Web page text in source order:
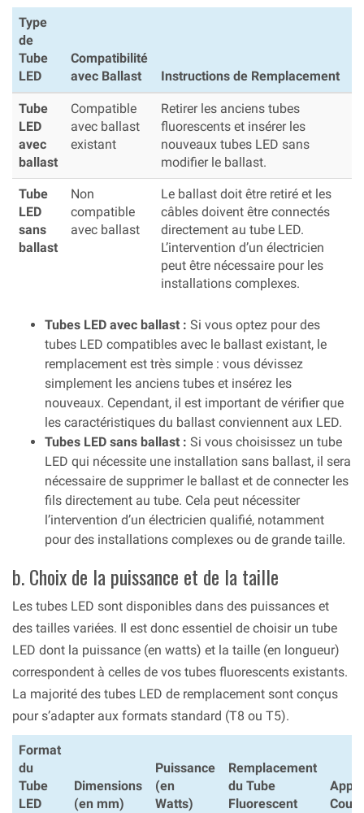
Type
de
Tube
LED
Compatibilité
avec Ballast
Instructions de Remplacement
Tube
LED
avec
ballast
Compatible
avec ballast
existant
Retirer les anciens tubes
fluorescents et insérer les
nouveaux tubes LED sans
modifier le ballast.
Tube
LED
sans
ballast
Non
compatible
avec ballast
Le ballast doit être retiré et les
câbles doivent être connectés
directement au tube LED.
L’intervention d’un électricien
peut être nécessaire pour les
installations complexes.
Tubes LED avec ballast : Si vous optez pour des
tubes LED compatibles avec le ballast existant, le
remplacement est très simple : vous dévissez
simplement les anciens tubes et insérez les
nouveaux. Cependant, il est important de vérifier que
les caractéristiques du ballast conviennent aux LED.
Tubes LED sans ballast : Si vous choisissez un tube
LED qui nécessite une installation sans ballast, il sera
nécessaire de supprimer le ballast et de connecter les
fils directement au tube. Cela peut nécessiter
l’intervention d’un électricien qualifié, notamment
pour des installations complexes ou de grande taille.
b. Choix de la puissance et de la taille
Les tubes LED sont disponibles dans des puissances et
des tailles variées. Il est donc essentiel de choisir un tube
LED dont la puissance (en watts) et la taille (en longueur)
correspondent à celles de vos tubes fluorescents existants.
La majorité des tubes LED de remplacement sont conçus
pour s’adapter aux formats standard (T8 ou T5).
Format
du
Tube
LED
Dimensions
(en mm)
Puissance
(en
Watts)
Remplacement
du Tube
Fluorescent